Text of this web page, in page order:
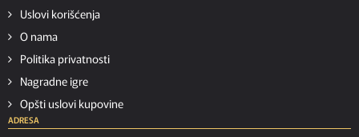
Uslovi korišćenja
O nama
Politika privatnosti
Nagradne igre
Opšti uslovi kupovine
ADRESA